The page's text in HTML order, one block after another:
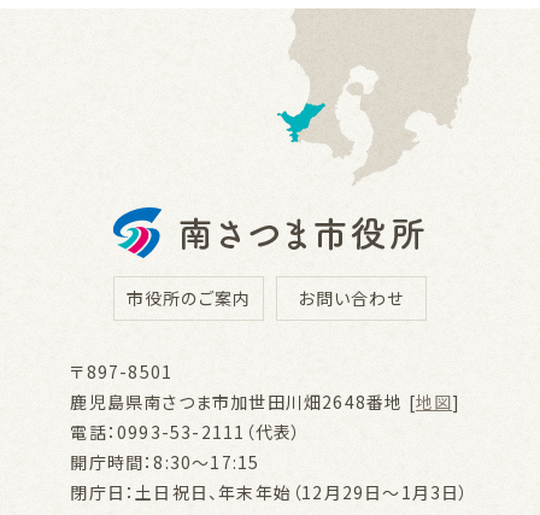
市役所のご案内 お問い合わせ
〒897-8501
鹿児島県南さつま市加世田川畑2648番地 [地図]
電話：0993-53-2111（代表）
開庁時間：8:30～17:15
閉庁日：土日祝日、年末年始（12月29日～1月3日）